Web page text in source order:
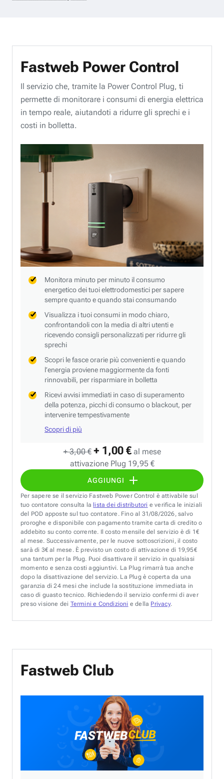
Fastweb Power Control
+ 3,00 € + 1,00 € al mese
attivazione Plug 19,95 €
AGGIUNGI
Il servizio che, tramite la Power Control Plug, ti
permette di monitorare i consumi di energia elettrica
in tempo reale, aiutandoti a ridurre gli sprechi e i
costi in bolletta.
Monitora minuto per minuto il consumo
energetico dei tuoi elettrodomestici per sapere
sempre quanto e quando stai consumando
Visualizza i tuoi consumi in modo chiaro,
confrontandoli con la media di altri utenti e
ricevendo consigli personalizzati per ridurre gli
sprechi
Scopri le fasce orarie più convenienti e quando
l’energia proviene maggiormente da fonti
rinnovabili, per risparmiare in bolletta
Ricevi avvisi immediati in caso di superamento
della potenza, picchi di consumo o blackout, per
intervenire tempestivamente
Scopri di più
Per sapere se il servizio Fastweb Power Control è attivabile sul
tuo contatore consulta la lista dei distributori e verifica le iniziali
del POD apposte sul tuo contatore. Fino al 31/08/2026, salvo
proroghe e disponibile con pagamento tramite carta di credito o
addebito su conto corrente. Il costo mensile del servizio è di 1€
al mese. Successivamente, per le nuove sottoscrizioni, il costo
sarà di 3€ al mese. È previsto un costo di attivazione di 19,95€
una tantum per la Plug. Puoi disattivare il servizio in qualsiasi
momento e senza costi aggiuntivi. La Plug rimarrà tua anche
dopo la disattivazione del servizio. La Plug è coperta da una
garanzia di 24 mesi che include la sostituzione immediata in
caso di guasto tecnico. Richiedendo il servizio confermi di aver
preso visione dei Termini e Condizioni e della Privacy.
Fastweb Club